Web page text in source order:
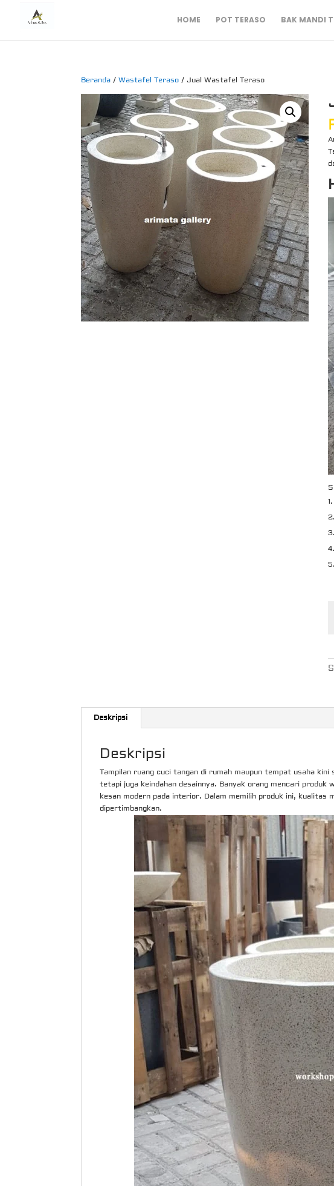
HOME POT TERASO BAK MANDI
Beranda /Wastafel Teraso / Jual Wastafel Teraso
Deskripsi
Deskripsi
Tampilan ruang cuci tangan di rumah maupun tempat usaha
tetapi juga keindahan desainnya. Banyak orang mencari produk
kesan modern pada interior. Dalam memilih produk ini, kualitas
dipertimbangkan.